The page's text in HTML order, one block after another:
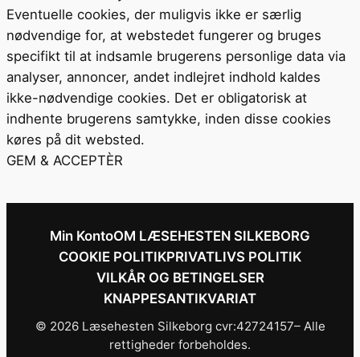
Eventuelle cookies, der muligvis ikke er særlig
nødvendige for, at webstedet fungerer og bruges
specifikt til at indsamle brugerens personlige data via
analyser, annoncer, andet indlejret indhold kaldes
ikke-nødvendige cookies. Det er obligatorisk at
indhente brugerens samtykke, inden disse cookies
køres på dit websted.
GEM & ACCEPTÈR
Min KontoOM LÆSEHESTEN SILKEBORG
COOKIE POLITIKPRIVATLIVS POLITIK
VILKÅR OG BETINGELSER
KNAPPESANTIKVARIAT
© 2026 Læsehesten Silkeborg cvr:42724157– Alle
rettigheder forbeholdes.